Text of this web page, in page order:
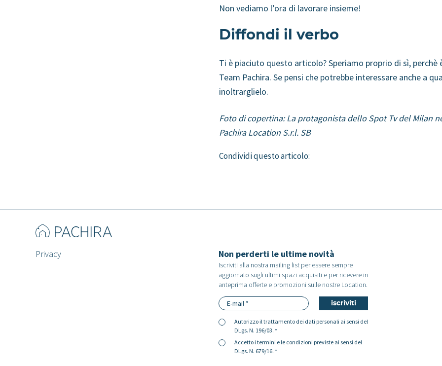
Non vediamo l’ora di lavorare insieme!
Diffondi il verbo
Ti è piaciuto questo articolo? Speriamo proprio di sì,
Team Pachira. Se pensi che potrebbe interessare anche a
inoltrarglielo.
Foto di copertina: La protagonista dello Spot Tv del Milan
Pachira Location S.r.l. SB
Condividi questo articolo:
Privacy Non perderti le ultime novità
Iscriviti alla nostra mailing list per essere sempre
aggiornato sugli ultimi spazi acquisiti e per ricevere in
anteprima offerte e promozioni sulle nostre Location.
Autorizzo iltrattamento dei dati personali ai sensi del
DLgs. N. 196/03. *
Accetto i termini e le condizioni previste ai sensi del
DLgs. N. 679/16. *